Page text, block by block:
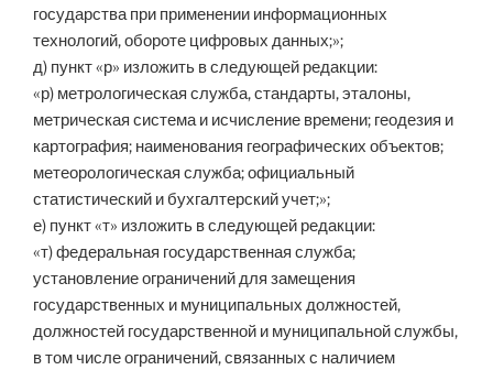
государства при применении информационных
технологий, обороте цифровых данных;»;
д) пункт «р» изложить в следующей редакции:
«р) метрологическая служба, стандарты, эталоны,
метрическая система и исчисление времени; геодезия и
картография; наименования географических объектов;
метеорологическая служба; официальный
статистический и бухгалтерский учет;»;
е) пункт «т» изложить в следующей редакции:
«т) федеральная государственная служба;
установление ограничений для замещения
государственных и муниципальных должностей,
должностей государственной и муниципальной службы,
в том числе ограничений, связанных с наличием